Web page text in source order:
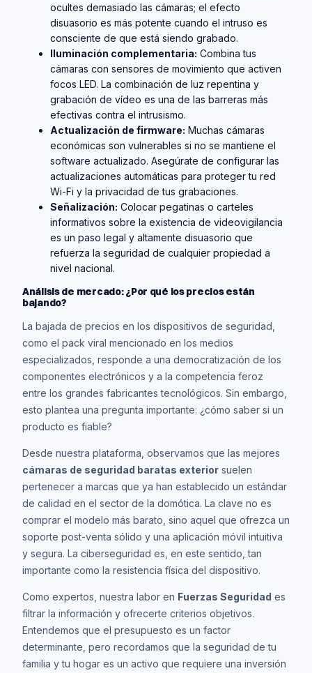
ocultes demasiado las cámaras; el efecto
disuasorio es más potente cuando el intruso es
consciente de que está siendo grabado.
Iluminación complementaria: Combina tus
cámaras con sensores de movimiento que activen
focos LED. La combinación de luz repentina y
grabación de vídeo es una de las barreras más
efectivas contra el intrusismo.
Actualización de firmware: Muchas cámaras
económicas son vulnerables si no se mantiene el
software actualizado. Asegúrate de configurar las
actualizaciones automáticas para proteger tu red
Wi-Fi y la privacidad de tus grabaciones.
Señalización: Colocar pegatinas o carteles
informativos sobre la existencia de videovigilancia
es un paso legal y altamente disuasorio que
refuerza la seguridad de cualquier propiedad a
nivel nacional.
Análisis de mercado: ¿Por qué los precios están
bajando?
La bajada de precios en los dispositivos de seguridad,
como el pack viral mencionado en los medios
especializados, responde a una democratización de los
componentes electrónicos y a la competencia feroz
entre los grandes fabricantes tecnológicos. Sin embargo,
esto plantea una pregunta importante: ¿cómo saber si un
producto es fiable?
Desde nuestra plataforma, observamos que las mejores
cámaras de seguridad baratas exterior suelen
pertenecer a marcas que ya han establecido un estándar
de calidad en el sector de la domótica. La clave no es
comprar el modelo más barato, sino aquel que ofrezca un
soporte post-venta sólido y una aplicación móvil intuitiva
y segura. La ciberseguridad es, en este sentido, tan
importante como la resistencia física del dispositivo.
Como expertos, nuestra labor en Fuerzas Seguridad es
filtrar la información y ofrecerte criterios objetivos.
Entendemos que el presupuesto es un factor
determinante, pero recordamos que la seguridad de tu
familia y tu hogar es un activo que requiere una inversión